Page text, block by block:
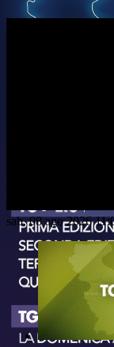
sab, 08 ago 2026